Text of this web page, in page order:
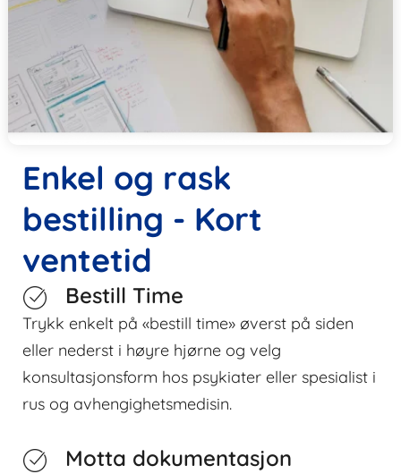
Enkel og rask
bestilling - Kort
ventetid
Bestill Time
Trykk enkelt på «bestill time» øverst på siden
eller nederst i høyre hjørne og velg
konsultasjonsform hos psykiater eller spesialist i
rus og avhengighetsmedisin.
Motta dokumentasjon